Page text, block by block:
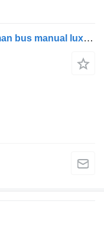
Mercedes-Benz Tourismo 15 german bus manual luxline